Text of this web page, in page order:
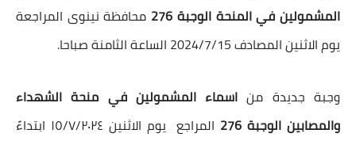
المشمولين في المنحة الوجبة 276
محافظة نينوى المراجعة
يوم الاثنين المصادف 2024/7/15 الساعة الثامنة صباحا.
وجبة جديدة من اسماء المشمولين في منحة الشهداء
والمصابين الوجبة 276
المراجع يوم الاثنين ١٥/٧/٢٠٢٤ ابتداءً